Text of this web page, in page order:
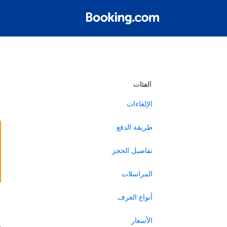
الفئات
الإلغاءات
طريقة الدفع
تفاصيل الحجز
المراسلات
أنواع الغرف
الأسعار